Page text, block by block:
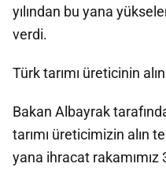
yılından bu yana
verdi.
Türk tarımı üreticinin
Bakan Albayrak
tarımı üreticimizin alın
yana ihracat